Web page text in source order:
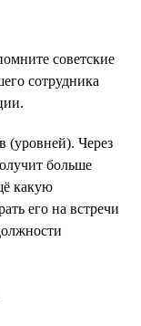
советские
сотрудника
(уровней). Через
больше
какую
его на встречи